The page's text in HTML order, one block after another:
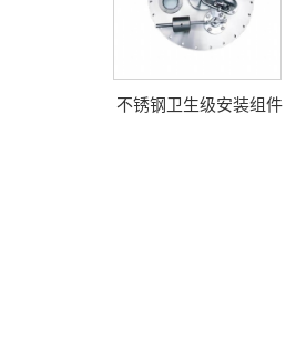
不锈钢卫生级安装组件